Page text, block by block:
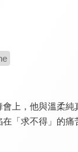
上，他與溫柔
「求不得」的